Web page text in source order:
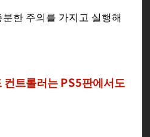
한 주의를 가지고 실행해
트롤러는 PS5판에서도